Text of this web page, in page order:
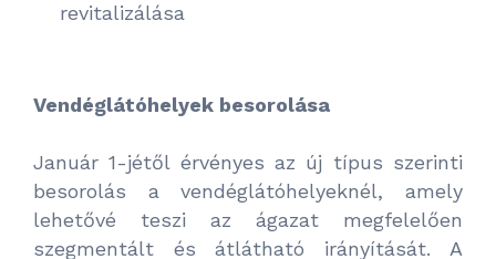
revitalizálása
Vendéglátóhelyek besorolása
Január 1-jétől érvényes az új típus szerinti
besorolás a vendéglátóhelyeknél, amely
lehetővé teszi az ágazat megfelelően
szegmentált és átlátható irányítását. A